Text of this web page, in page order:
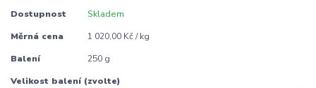
Dostupnost Skladem
Měrná cena 1 020,00 Kč / kg
Balení 250 g
Velikost balení (zvolte)